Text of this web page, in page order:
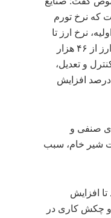
که نرخ تورم
نرخ ارز تا
بسته بندی، حمل و نقل و… افزایش داده است. به عنوان مثال قیمت ارز از ۴۶ هزار
این عدد با کنترل و تعدیل،
امروز در کانال ۶۰ هزار تومان قرار دارد. بنابراین فقط در یک قلم ۳۰ درصد افزایش
صنفی و
شیر خام، سبب
افزایش
و چکش کاری در